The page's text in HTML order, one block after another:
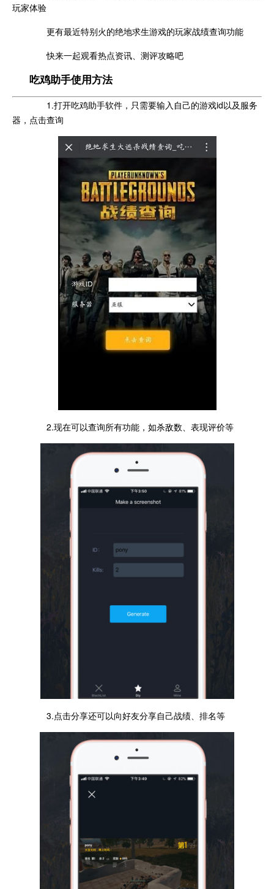
玩家体验
更有最近特别火的绝地求生游戏的玩家战绩查询功能
快来一起观看热点资讯、测评攻略吧
吃鸡助手使用方法
1.打开吃鸡助手软件，只需要输入自己的游戏id以及服务
器，点击查询
2.现在可以查询所有功能，如杀敌数、表现评价等
3.点击分享还可以向好友分享自己战绩、排名等